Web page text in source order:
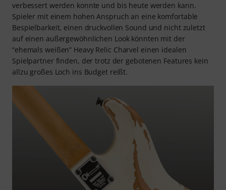
verbessert werden konnte und bis heute werden kann.
Spieler mit einem hohen Anspruch an eine komfortable
Bespielbarkeit, einen druckvollen Sound und nicht zuletzt
auf einen außergewöhnlichen Look könnten mit der
“ehemals weißen” Heavy Relic Charvel einen idealen
Spielpartner finden, der trotz der gebotenen Features kein
allzu großes Loch ins Budget reißt.